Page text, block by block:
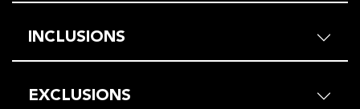
INCLUSIONS
EXCLUSIONS